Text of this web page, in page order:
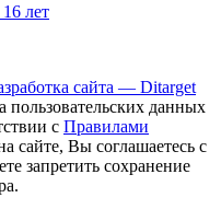
лет
сайта — Ditarget
пользовательских данных
с Правилами
сайте, Вы соглашаетесь с
запретить сохранение